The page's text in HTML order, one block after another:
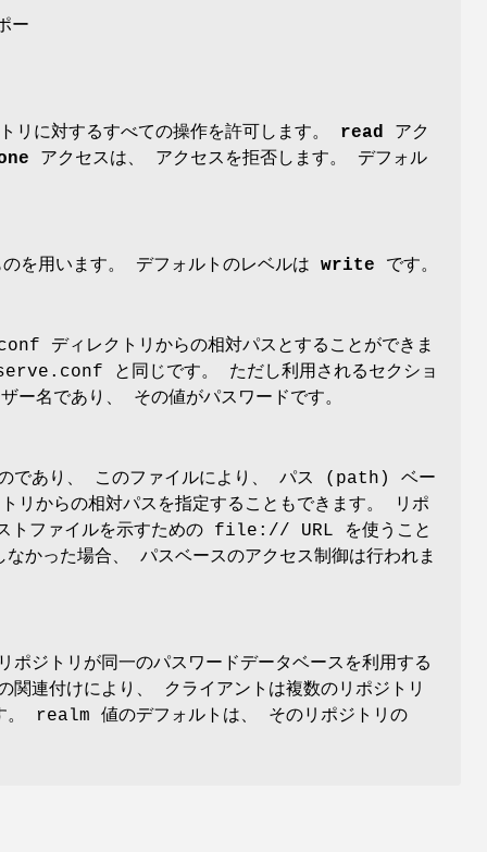
ー
リに対するすべての操作を許可します。 read
アク
アクセスは、 アクセスを拒否します。 デフォル
を用います。 デフォルトのレベルは write です。
ディレクトリからの相対パスとすることができま
と同じです。 ただし利用されるセクショ
名であり、 その値がパスワードです。
であり、 このファイルにより、 パス (path) ベー
からの相対パスを指定することもできます。 リポ
トファイルを示すための file:// URL を使うこと
った場合、 パスベースのアクセス制御は行われま
リが同一のパスワードデータベースを利用する
連付けにより、 クライアントは複数のリポジトリ
。 realm 値のデフォルトは、 そのリポジトリの